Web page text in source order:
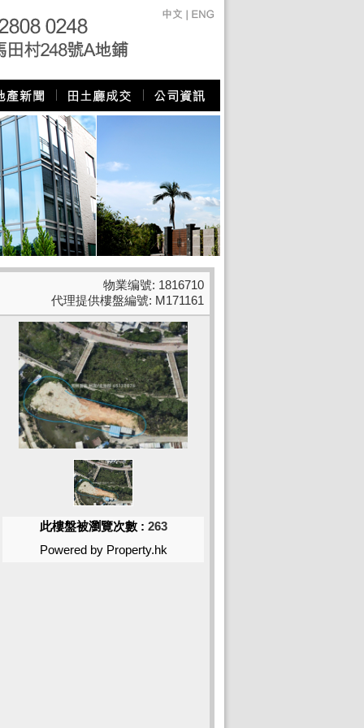
物業编號: 1816710
代理提供樓盤編號: M171161
此樓盤被瀏覽次數 : 263
Powered by Property.hk